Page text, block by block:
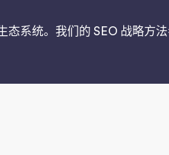
态系统。我们的 SEO 战略方